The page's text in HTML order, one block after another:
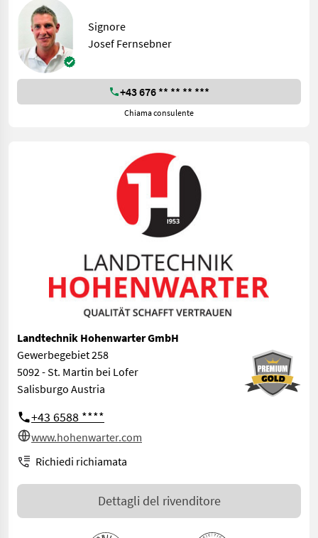
Signore
Josef Fernsebner
+43 676 ** ** ** ***
Chiama consulente
Landtechnik Hohenwarter GmbH
Gewerbegebiet 258
5092 - St. Martin bei Lofer
Salisburgo Austria
+43 6588 ****
www.hohenwarter.com
Richiedi richiamata
Dettagli del rivenditore